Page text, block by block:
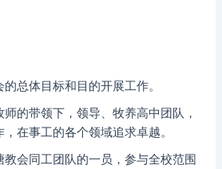
总体目标和目的开展工作。
的带领下，领导、牧养高中团队，
在事工的各个领域追求卓越。
教会同工团队的一员，参与全校范围